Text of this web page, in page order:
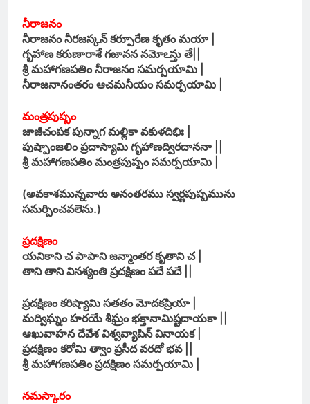
నీరాజనం
నీరాజనం నీరజస్కన్ కర్పూరేణ కృతం మయా |
గృహాణ కరుణారాశే గజానన నమోఽస్తు తే||
శ్రీ మహాగణపతిం నీరాజనం సమర్పయామి |
నీరాజనానంతరం ఆచమనీయం సమర్పయామి |
మంత్రపుష్పం
జాజీచంపక పున్నాగ మల్లికా వకుళదిభిః |
పుష్పాంజలిం ప్రదాస్యామి గృహాణద్విరదాననా ||
శ్రీ మహాగణపతిం మంత్రపుష్పం సమర్పయామి |
(అవకాశమున్నవారు అనంతరము స్వర్ణపుష్పమును
సమర్పించవలెను.)
ప్రదక్షిణం
యనికాని చ పాపాని జన్మాంతర కృతాని చ |
తాని తాని వినశ్యంతి ప్రదక్షిణం పదే పదే ||
ప్రదక్షిణం కరిష్యామి సతతం మోదకప్రియా |
మద్విఘ్నం హరయే శీఘ్రం భక్తానామిష్టదాయకా ||
ఆఖువాహన దేవేశ విశ్వవ్యాపిన్ వినాయక |
ప్రదక్షిణం కరోమి త్వాం ప్రసీద వరదో భవ ||
శ్రీ మహాగణపతిం ప్రదక్షిణం సమర్పయామి |
నమస్కారం